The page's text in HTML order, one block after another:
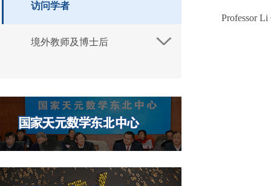
访问学者
境外教师及博士后
Professor Li